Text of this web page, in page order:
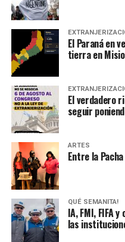
El Paraná en
tierra en
El verdadero
seguir
ARTES
Entre la
QUÉ SEMANITA!
IA, FMI, FIFA
las